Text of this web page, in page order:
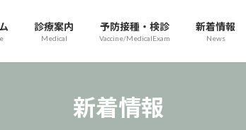
診療案内
Medical
予防接種・検診
Vaccine/MedicalExam
新着情報
News
新着情報